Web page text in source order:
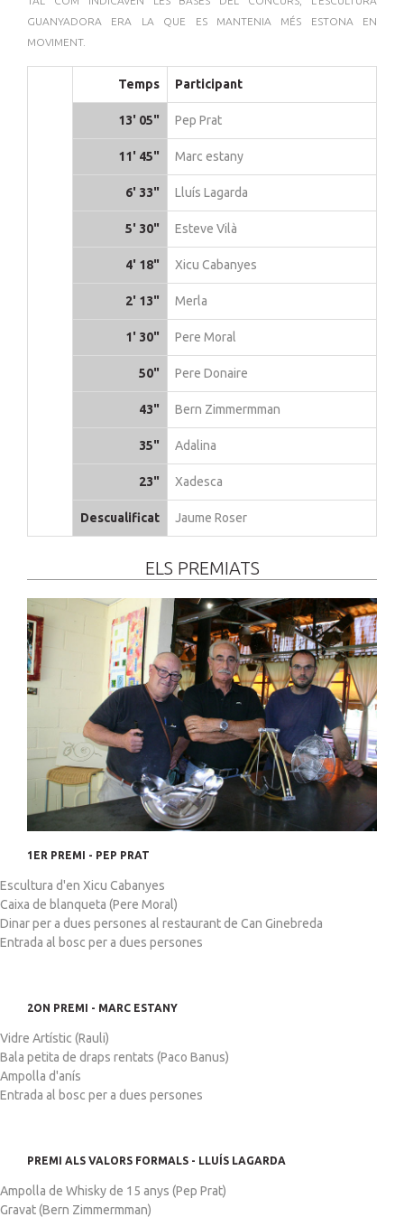
GUANYADORA ERA LA QUE ES MANTENIA MÉS ESTONA EN
MOVIMENT.
Temps Participant
13' 05" Pep Prat
11' 45" Marc estany
6' 33" Lluís Lagarda
5' 30" Esteve Vilà
4' 18" Xicu Cabanyes
2' 13" Merla
1' 30" Pere Moral
50" Pere Donaire
43" Bern Zimmermman
35" Adalina
23" Xadesca
Descualificat Jaume Roser
ELS PREMIATS
1ER PREMI - PEP PRAT
Escultura d'en Xicu Cabanyes
Caixa de blanqueta (Pere Moral)
Dinar per a dues persones al restaurant de Can Ginebreda
Entrada al bosc per a dues persones
2ON PREMI - MARC ESTANY
Vidre Artístic (Rauli)
Bala petita de draps rentats (Paco Banus)
Ampolla d'anís
Entrada al bosc per a dues persones
PREMI ALS VALORS FORMALS - LLUÍS LAGARDA
Ampolla de Whisky de 15 anys (Pep Prat)
Gravat (Bern Zimmermman)